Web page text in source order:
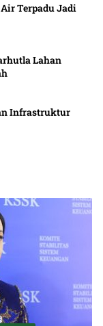
Terpadu Jadi
Lahan
Infrastruktur